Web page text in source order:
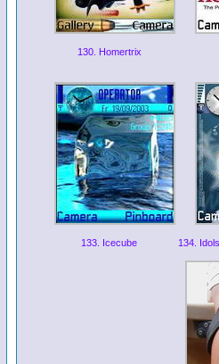
130. Homertrix
133. Icecube 134.